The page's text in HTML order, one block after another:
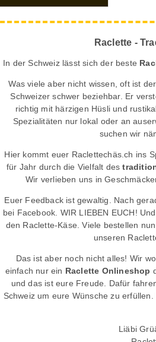
Raclette -
In der Schweiz lässt sich der beste
Was viele aber nicht wissen, oft ist
Schweizer schwer beziehbar. Er
richtig mit härzigen Hüsli und
Spezialitäten nur lokal oder an
suchen wir
Hier kommt euer Raclettechäs.ch ins
für Jahr durch die Vielfalt des
Wir verlieben uns in
Euer Feedback ist gewaltig. Nach
bei Facebook. WIR LIEBEN EUCH!
den Raclette-Käse. Viele bestellen
unseren
Das ist aber noch nicht alles! Wir
einfach nur ein Raclette Onlineshop
und das ist eure Freude. Dafür
Schweiz um eure Wünsche zu
Liäbi